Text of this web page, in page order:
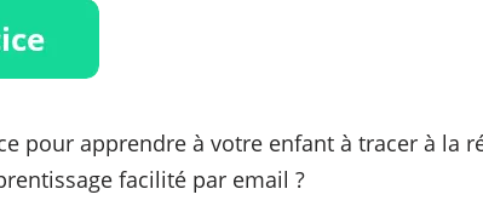
pour apprendre à votre enfant à tracer à la
facilité par email ?